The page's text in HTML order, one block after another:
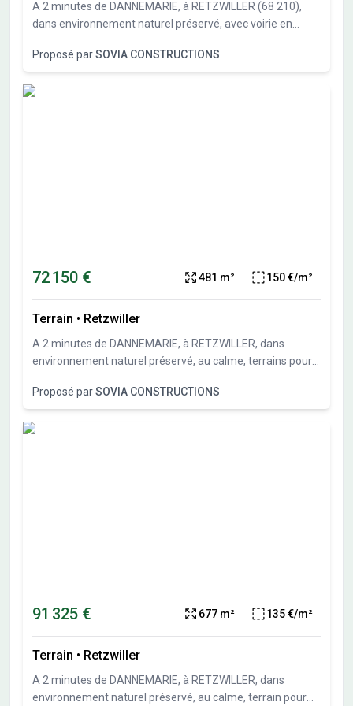
A 2 minutes de DANNEMARIE, à RETZWILLER (68 210),
dans environnement naturel préservé, avec voirie en
allant de 386 m² à 814 m².Toiture 2 pans ou 4 pans, toit
plat possible pour des éléments d'accompagnements
architecturaux et pour les annexes. Terrains
Proposé parSOVIA CONSTRUCTIONS
72 150 € 481 m² 150 €/m²
Terrain • Retzwiller
A 2 minutes de DANNEMARIE, à RETZWILLER, dans
environnement naturel préservé, au calme, terrains pour
possible et garage en sous-sol possible. Travaux de
viabilités démarrés. Terrains vendus viabilisés, libres de
constructeurs et architectes. Vente directe par
Proposé parSOVIA CONSTRUCTIONS
91 325 € 677 m² 135 €/m²
Terrain • Retzwiller
A 2 minutes de DANNEMARIE, à RETZWILLER, dans
environnement naturel préservé, au calme, terrain pour